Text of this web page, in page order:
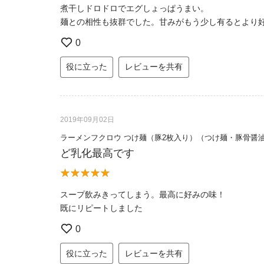
煮干しドロドロでエグしょっぱうまい。
麺との相性も抜群でした。甘みがもう少し有るとより
0
役に立った レビューを共有
2019年09月02日
ラーメンフクロウ つけ麺（豚2枚入り）（つけ麺・豚骨醤油
ど乳化最高です
スープ飲みきってしまう。最高に好みの味！
既にリピートしました
0
役に立った レビューを共有